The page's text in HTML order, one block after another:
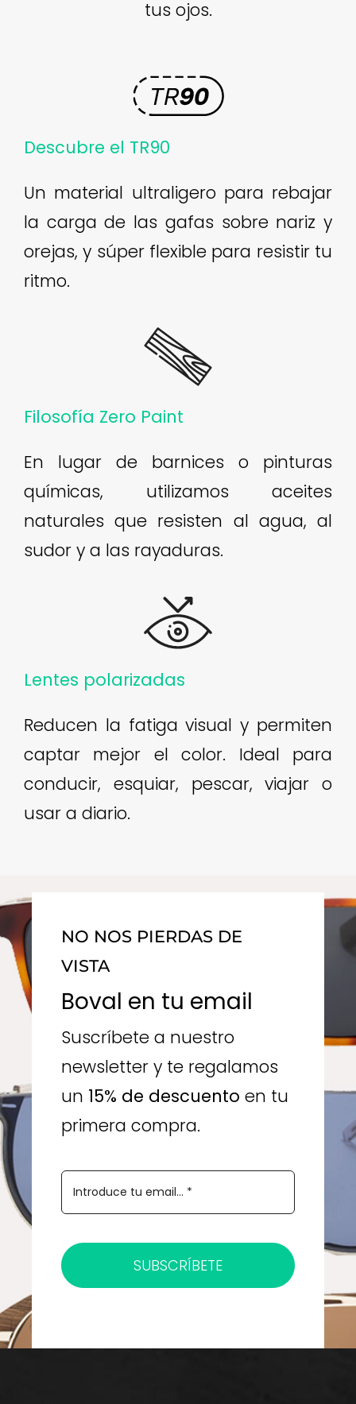
tus ojos.
Descubre el TR90
Un material ultraligero para rebajar
la carga de las gafas sobre nariz y
orejas, y súper flexible para resistir tu
ritmo.
Filosofía Zero Paint
En lugar de barnices o pinturas
químicas, utilizamos aceites
naturales que resisten al agua, al
sudor y a las rayaduras.
Lentes polarizadas
Reducen la fatiga visual y permiten
captar mejor el color. Ideal para
conducir, esquiar, pescar, viajar o
usar a diario.
NO NOS PIERDAS DE
VISTA
Boval en tu email
Suscríbete a nuestro
newsletter y te regalamos
un 15% de descuento en tu
primera compra.
SUBSCRÍBETE